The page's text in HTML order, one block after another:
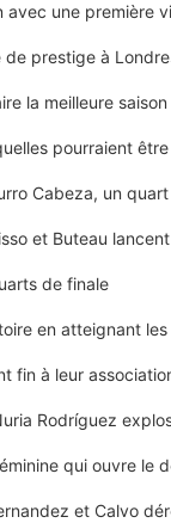
une première
de prestige à
la meilleure
pourraient
Cabeza, un
et Buteau
de finale
en atteignant
fin à leur
Rodríguez
qui ouvre le
et Calvo